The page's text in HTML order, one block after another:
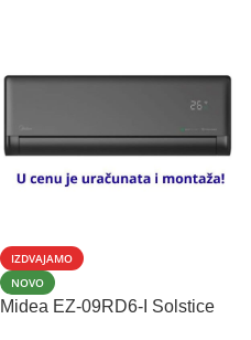
IZDVAJAMO
NOVO
Midea EZ-09RD6-I Solstice